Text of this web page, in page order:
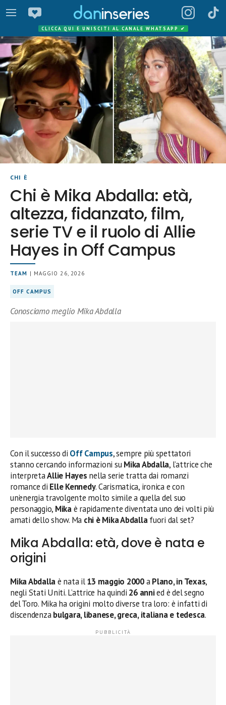
CLICCA QUI E UNISCITI AL CANALE WHATSAPP ✔
CHI È
Chi è Mika Abdalla: età,
altezza, fidanzato, film,
serie TV e il ruolo di Allie
Hayes in Off Campus
TEAM | MAGGIO 26, 2026
OFF CAMPUS
Conosciamo meglio Mika Abdalla
Con il successo di Off Campus, sempre più spettatori
stanno cercando informazioni suMika Abdalla, l’attrice che
interpretaAllie Hayes nella serie tratta dai romanzi
romance di Elle Kennedy. Carismatica, ironica e con
un’energia travolgente molto simile a quella del suo
personaggio, Mikaè rapidamente diventata uno dei volti più
amati dello show. Ma chi è Mika Abdallafuori dal set?
Mika Abdalla: età, dove è nata e
origini
Mika Abdallaè nata il13 maggio 2000aPlano, in Texas,
negli Stati Uniti. L’attrice ha quindi 26 annied è del segno
del Toro. Mika ha origini molto diverse tra loro: è infatti di
discendenzabulgara, libanese, greca, italiana e tedesca.